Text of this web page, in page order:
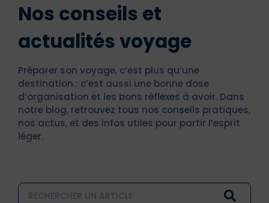
Nos conseils et
actualités voyage
Préparer son voyage, c’est plus qu’une
destination : c’est aussi une bonne dose
d’organisation et les bons réflexes à avoir. Dans
notre blog, retrouvez tous nos conseils pratiques,
nos actus, et des infos utiles pour partir l’esprit
léger.